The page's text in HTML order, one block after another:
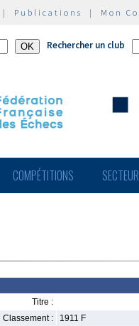
| Publications | Mon
Rechercher un club
COMPÉTITIONS
Titre :
Classement :
1911 F